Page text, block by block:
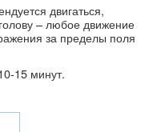
двигаться,
– любое движение
за пределы поля
15 минут.